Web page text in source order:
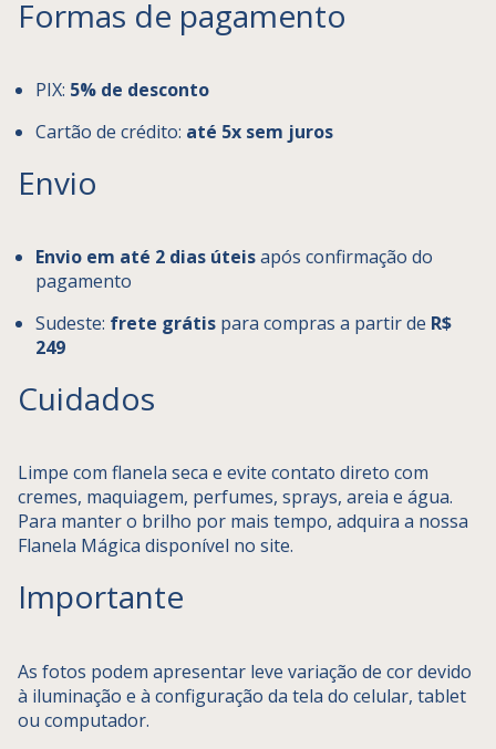
Formas de pagamento
PIX: 5% de desconto
Cartão de crédito: até 5x sem juros
Envio
Envio em até 2 dias úteisapós confirmação do
pagamento
Sudeste: frete grátis para compras a partir de R$
249
Cuidados
Limpe com flanela seca e evite contato direto com
cremes, maquiagem, perfumes, sprays, areia e água.
Para manter o brilho por mais tempo, adquira a nossa
Flanela Mágica disponível no site.
Importante
As fotos podem apresentar leve variação de cor devido
à iluminação e à configuração da tela do celular, tablet
ou computador.